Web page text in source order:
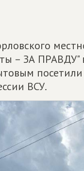
– ЗА ПРАВДУ"
ВСУ.